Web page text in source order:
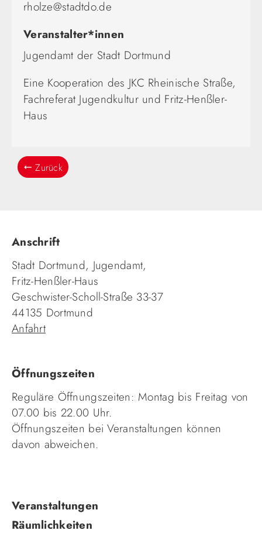
rholze@stadtdo.de
Veranstalter*innen
Jugendamt der Stadt Dortmund
Eine Kooperation des JKC Rheinische Straße,
Fachreferat Jugendkultur und Fritz-Henßler-
Haus
Zurück
Anschrift
Stadt Dortmund, Jugendamt,
Fritz-Henßler-Haus
Geschwister-Scholl-Straße 33-37
44135 Dortmund
Anfahrt
Öffnungszeiten
Reguläre Öffnungszeiten: Montag bis Freitag von
07.00 bis 22.00 Uhr.
Öffnungszeiten bei Veranstaltungen können
davon abweichen.
Navigation
überspringen
Veranstaltungen
Räumlichkeiten